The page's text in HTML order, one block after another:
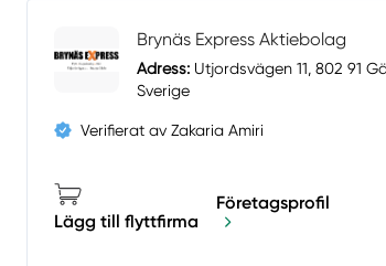
Brynäs Express Aktiebolag
Adress: Utjordsvägen 11, 802 91
Sverige
Verifierat av Zakaria Amiri
Lägg till flyttfirma
Företagsprofil